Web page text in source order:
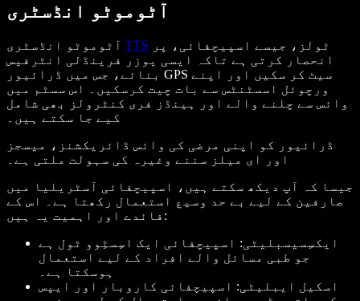
آٹوموٹو انڈسٹری
TTS
انحصار کرتی ہے تاکہ ایسی یوزر فرینڈلی انٹرفیس
بنائے، جس میں ڈرائیور GPS سیٹ کر سکیں اور اپنے
ورچوئل اسسٹنٹس سے بات چیت کرسکیں۔ اس سسٹم میں
وائس سے چلنے والے اور ہینڈز فری کنٹرولز بھی شامل
کیے جا سکتے ہیں۔
ڈرائیور کو اپنی مرضی کی وائس ڈائریکشنز، میسجز
اور ای میلز سننے وغیرہ کی سہولت ملتی ہے۔
جیسا کہ آپ دیکھ سکتے ہیں، اسپیچفائی آسٹریلیا میں
صارفین کے لیے بے حد وسیع استعمال رکھتا ہے۔ اس کے
فائدے اور اہمیت یہ ہیں:
ایکسِسیسبلیٹی: اسپیچفائی ایک اسِسٹِوو ٹول ہے
جو طبی مسائل والے افراد کے لیے استعمال
ہوسکتا ہے۔
اسکیل ایبلیٹی: اسپیچفائی کاروبار اور ایپس